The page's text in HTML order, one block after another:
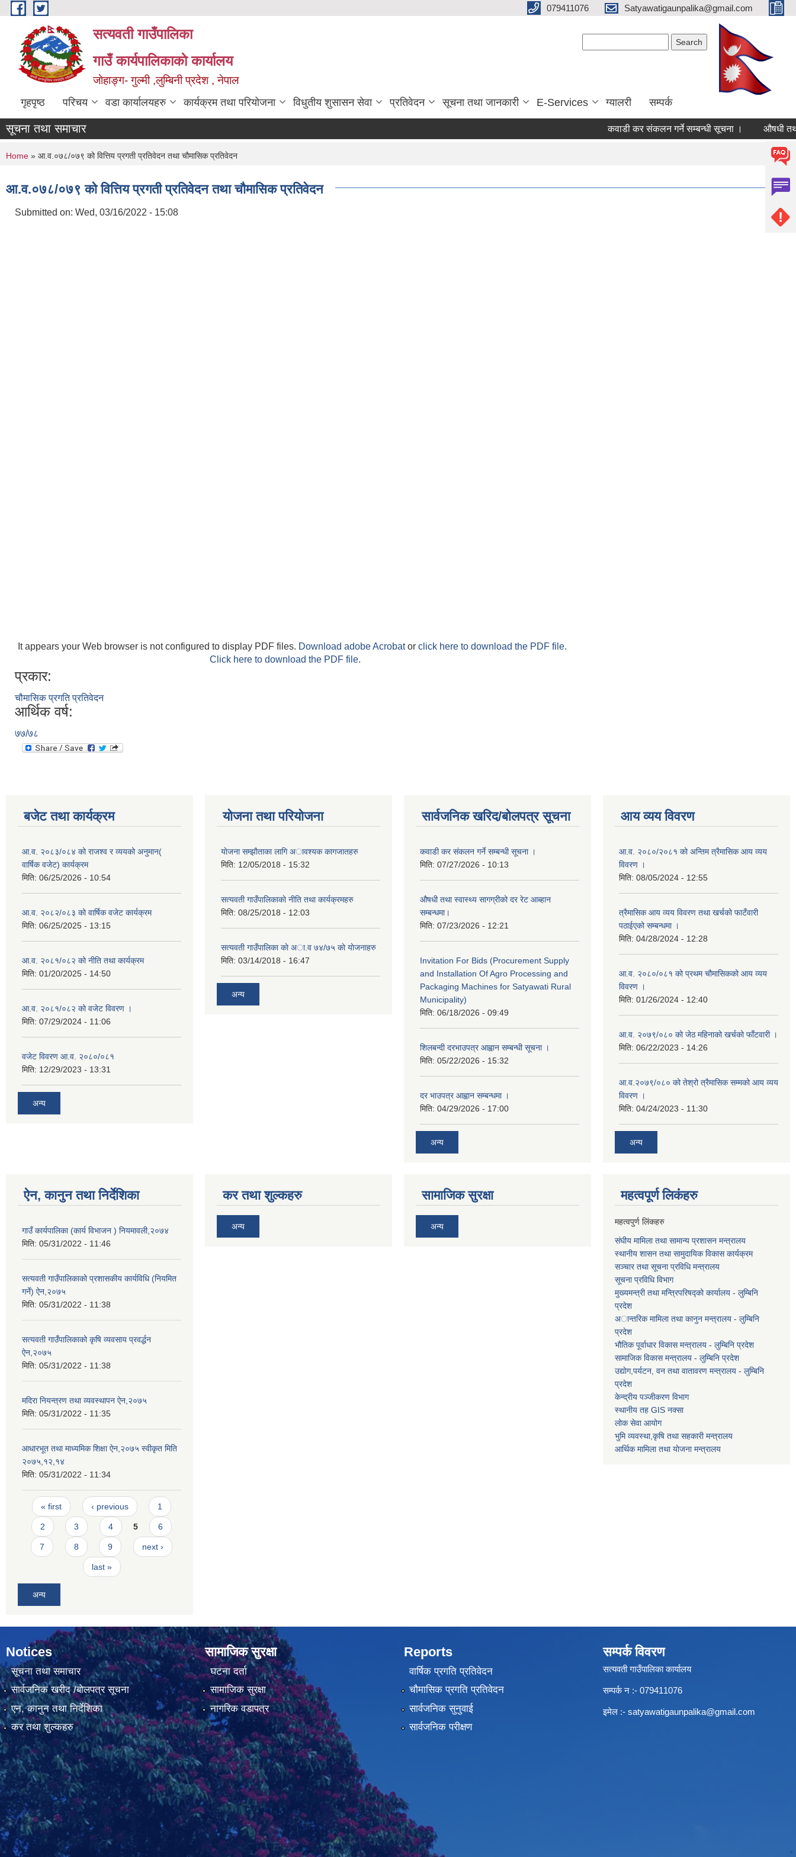
Skip to main content 079411076 Satyawatigaunpalika@gmail.com
सत्यवती गाउँपालिका
गाउँ कार्यपालिकाकाे कार्यालय
जाेहाङ्ग- गुल्मी ,लुम्बिनी प्रदेश , नेपाल
गृहपृष्ठ परिचय वडा कार्यालयहरु कार्यक्रम तथा परियोजना विधुतीय शुसासन सेवा प्रतिवेदन सूचना तथा जानकारी E-Services ग्यालरी सम्पर्क
सूचना तथा समाचार कवाडी कर संकलन गर्ने सम्बन्धी सूचना । औषधी तथा
You are here
Home » आ.व.०७८/०७९ को वित्तिय प्रगती प्रतिवेदन तथा चौमासिक प्रतिवेदन
आ.व.०७८/०७९ को वित्तिय प्रगती प्रतिवेदन तथा चौमासिक प्रतिवेदन
Submitted on: Wed, 03/16/2022 - 15:08
It appears your Web browser is not configured to display PDF files. Download adobe Acrobator click here to download the PDF file.
Click here to download the PDF file.
प्रकार:
चौमासिक प्रगति प्रतिवेदन
आर्थिक वर्ष:
७७/७८
बजेट तथा कार्यक्रम
आ.व. २०८३/०८४ को राजश्व र व्ययको अनुमान(
वार्षिक वजेट) कार्यक्रम
मिति: 06/25/2026 - 10:54
आ.व. २०८२/०८३ को वार्षिक वजेट कार्यक्रम
मिति: 06/25/2025 - 13:15
आ.व. २०८१/०८२ को नीति तथा कार्यक्रम
मिति: 01/20/2025 - 14:50
आ.व. २०८१/०८२ को वजेट विवरण ।
मिति: 07/29/2024 - 11:06
वजेट विवरण आ.व. २०८०/०८१
मिति: 12/29/2023 - 13:31
अन्य
योजना तथा परियोजना
याेजना सम्झाैताका लागि अावश्यक कागजातहरु
मिति: 12/05/2018 - 15:32
सत्यवती गाउँपालिकाकाे नीति तथा कार्यक्रमहरु
मिति: 08/25/2018 - 12:03
सत्यवती गाउँपालिका काे अा‍.व ७४/७५ काे याेजनाहरु
मिति: 03/14/2018 - 16:47
अन्य
सार्वजनिक खरिद/बोलपत्र सूचना
कवाडी कर संकलन गर्ने सम्बन्धी सूचना ।
मिति: 07/27/2026 - 10:13
औषधी तथा स्वास्थ्य सागग्रीको दर रेट आब्हान
सम्बन्धमा।
मिति: 07/23/2026 - 12:21
Invitation For Bids (Procurement Supply
and Installation Of Agro Processing and
Packaging Machines for Satyawati Rural
Municipality)
मिति: 06/18/2026 - 09:49
शिलबन्दी दरभाउपत्र आह्वान सम्बन्धी सूचना ।
मिति: 05/22/2026 - 15:32
दर भाउपत्र आह्वान सम्बन्धमा ।
मिति: 04/29/2026 - 17:00
अन्य
आय व्यय विवरण
आ.व. २०८०/२०८१ को अन्तिम त्रैमासिक आय व्यय
विवरण ।
मिति: 08/05/2024 - 12:55
त्रैमासिक आय व्यय विवरण तथा खर्चको फाटँवारी
पठाईएको सम्बन्धमा ।
मिति: 04/28/2024 - 12:28
आ.व. २०८०/०८१ को प्रथम चौमासिकको आय व्यय
विवरण ।
मिति: 01/26/2024 - 12:40
आ.व. २०७९/०८० को जेठ महिनाको खर्चको फाँटवारी ।
मिति: 06/22/2023 - 14:26
आ.व.२०७९/०८० को तेश्रो त्रैमासिक सम्मको आय व्यय
विवरण ।
मिति: 04/24/2023 - 11:30
अन्य
ऐन, कानुन तथा निर्देशिका
गाउँ कार्यपालिका (कार्य विभाजन ) नियमावली,२०७४
मिति: 05/31/2022 - 11:46
सत्यवती गाउँपालिकाको प्रशासकीय कार्यविधि (नियमित
गर्ने) ऐन,२०७५
मिति: 05/31/2022 - 11:38
सत्यवती गाउँपालिकाको कृषि व्यवसाय प्रवर्द्धन
ऐन,२०७५
मिति: 05/31/2022 - 11:38
मदिरा नियन्त्रण तथा व्यवस्थापन ऐन,२०७५
मिति: 05/31/2022 - 11:35
आधारभूत तथा माध्यमिक शिक्षा ऐन,२०७५ स्वीकृत मिति
२०७५,१२,१४
मिति: 05/31/2022 - 11:34
Pages
« first ‹ previous 1
2 3 4 5 6
7 8 9 next ›
last »
अन्य
कर तथा शुल्कहरु
अन्य
सामाजिक सुरक्षा
अन्य
महत्वपूर्ण लि‌कंंहरु
महत्वपुर्ण लिंकहरु
संघीय मामिला तथा सामान्य प्रशासन मन्त्रालय
स्थानीय शासन तथा सामुदायिक विकास कार्यक्रम
सञ्चार तथा सूचना प्रविधि मन्त्रालय
सूचना प्रविधि विभाग
मुख्यमन्त्री तथा मन्त्रिपरिषद्को कार्यालय - लुम्बिनि
प्रदेश
अान्तरिक मामिला तथा कानुन मन्त्रालय - लुम्बिनि
प्रदेश
भौतिक पूर्वाधार विकास मन्त्रालय - लुम्बिनि प्रदेश
सामाजिक विकास मन्त्रालय - लुम्बिनि प्रदेश
उद्याेग,पर्यटन, वन तथा वातावरण मन्त्रालय - लुम्बिनि
प्रदेश
केन्द्रीय पञ्जीकरण विभाग
स्थानीय तह GIS नक्सा
लोक सेवा आयोग
भुमि व्यवस्था,कृषि तथा सहकारी मन्त्रालय
आर्थिक मामिला तथा याेजना मन्त्रालय
Notices
सूचना तथा समाचार
सार्वजनिक खरीद /बोलपत्र सूचना
एन, कानुन तथा निर्देशिका
कर तथा शुल्कहरु
सामाजिक सुरक्षा
घटना दर्ता
सामाजिक सुरक्षा
नागरिक वडापत्र
Reports
वार्षिक प्रगति प्रतिवेदन
चौमासिक प्रगति प्रतिवेदन
सार्वजनिक सुनुवाई
सार्वजनिक परीक्षण
सम्पर्क विवरण
सत्यवती गाउँपालिका कार्यालय
सम्पर्क न‌ :- 079411076
इमेल :- satyawatigaunpalika@gmail.com